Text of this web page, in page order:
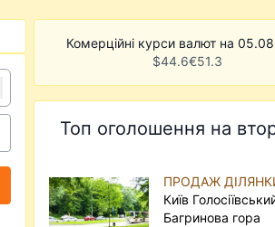
Комерційні курси валют на
$44.6€51.3
Топ оголошення на
ПРОДАЖ
Київ
Багринова гора